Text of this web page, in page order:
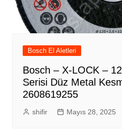
Bosch El Aletleri
Bosch – X-LOCK –
Serisi Düz Metal
2608619255
shifir Mayıs 28, 2025